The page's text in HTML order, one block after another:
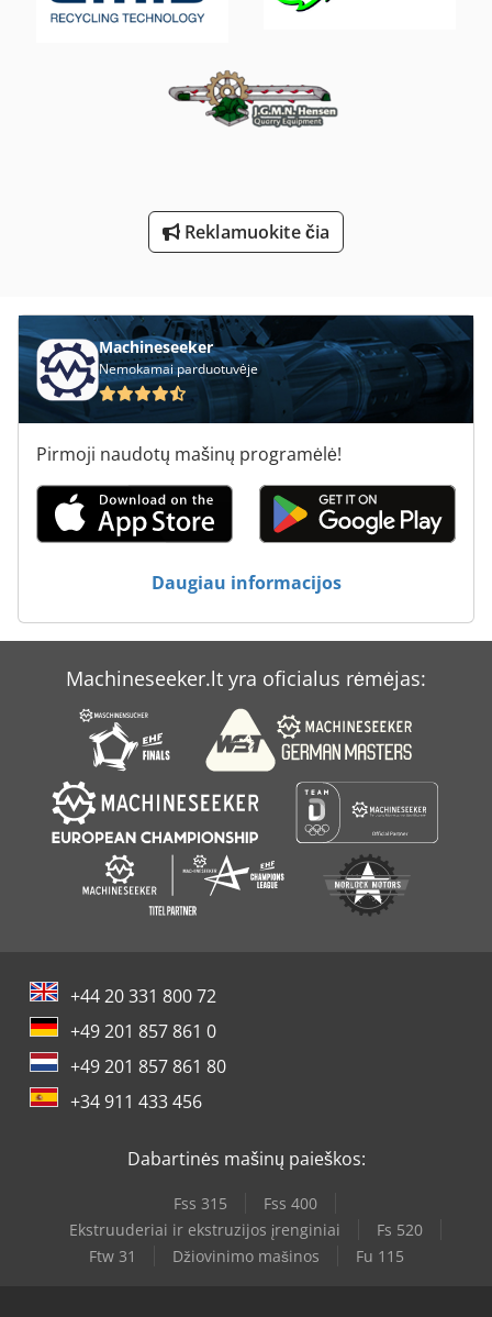
Transportavimo Vežimėlis Euro Padėklams
Vandens Siurblys Stulpelio Siurblys 27 M H 30 Kw
Vokas Su Léger
Reklamuokite čia
Machineseeker
Nemokamai parduotuvėje
Pirmoji naudotų mašinų programėlė!
Daugiau informacijos
Machineseeker.lt yra oficialus rėmėjas:
+44 20 331 800 72
+49 201 857 861 0
+49 201 857 861 80
+34 911 433 456
Dabartinės mašinų paieškos:
Fss 315
Fss 400
Ekstruuderiai ir ekstruzijos įrenginiai
Fs 520
Ftw 31
Džiovinimo mašinos Fu 115